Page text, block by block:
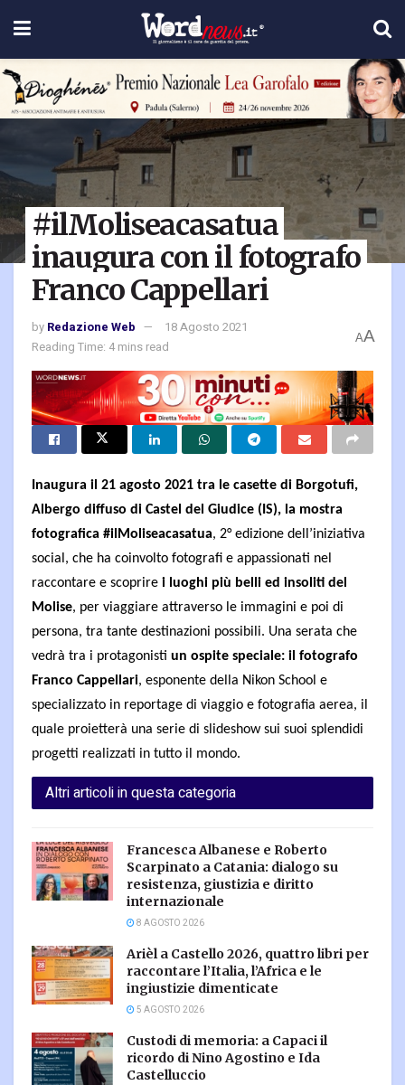
#ilMoliseacasatua
inaugura con il fotografo
Franco Cappellari
by Redazione Web
18 Agosto 2021
Reading Time: 4 mins read
AA
Inaugura il 21 agosto 2021 tra le casette di Borgotufi,
Albergo diffuso di Castel del Giudice (IS), la mostra
fotografica #ilMoliseacasatua, 2° edizione dell’iniziativa
social, che ha coinvolto fotografi e appassionati nel
raccontare e scoprire i luoghi più belli ed insoliti del
Molise, per viaggiare attraverso le immagini e poi di
persona, tra tante destinazioni possibili. Una serata che
vedrà tra i protagonisti un ospite speciale: il fotografo
Franco Cappellari, esponente della Nikon School e
specializzato in reportage di viaggio e fotografia aerea, il
quale proietterà una serie di slideshow sui suoi splendidi
progetti realizzati in tutto il mondo.
Altri articoli in questa categoria
Francesca Albanese e Roberto
Scarpinato a Catania: dialogo su
resistenza, giustizia e diritto
internazionale
8 AGOSTO 2026
Arièl a Castello 2026, quattro libri per
raccontare l’Italia, l’Africa e le
ingiustizie dimenticate
5 AGOSTO 2026
Custodi di memoria: a Capaci il
ricordo di Nino Agostino e Ida
Castelluccio